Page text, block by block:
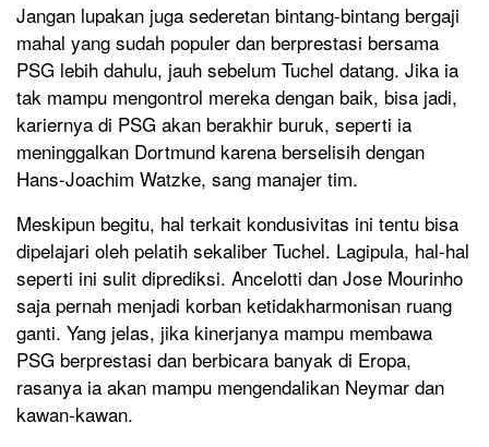
Jangan lupakan juga sederetan bintang-bintang bergaji
mahal yang sudah populer dan berprestasi bersama
PSG lebih dahulu, jauh sebelum Tuchel datang. Jika ia
tak mampu mengontrol mereka dengan baik, bisa jadi,
kariernya di PSG akan berakhir buruk, seperti ia
meninggalkan Dortmund karena berselisih dengan
Hans-Joachim Watzke, sang manajer tim.
Meskipun begitu, hal terkait kondusivitas ini tentu bisa
dipelajari oleh pelatih sekaliber Tuchel. Lagipula, hal-hal
seperti ini sulit diprediksi. Ancelotti dan Jose Mourinho
saja pernah menjadi korban ketidakharmonisan ruang
ganti. Yang jelas, jika kinerjanya mampu membawa
PSG berprestasi dan berbicara banyak di Eropa,
rasanya ia akan mampu mengendalikan Neymar dan
kawan-kawan.